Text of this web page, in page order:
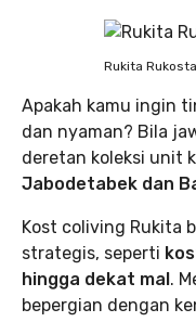
Rukita
Apakah kamu ingin
dan nyaman? Bila
deretan koleksi unit
Jabodetabek dan
Kost coliving Rukita
strategis, seperti
hingga dekat mal.
bepergian dengan